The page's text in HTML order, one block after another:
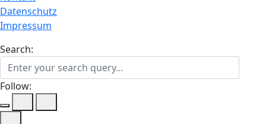
Datenschutz
Impressum
Search:
Follow: